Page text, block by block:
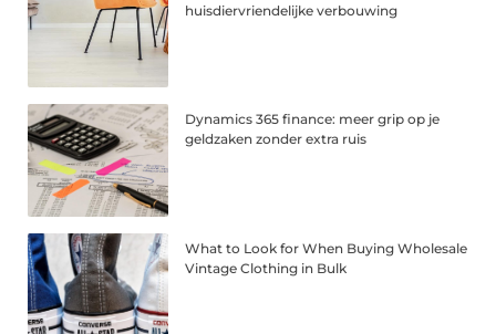
huisdiervriendelijke verbouwing
Dynamics 365 finance: meer grip op je
geldzaken zonder extra ruis
What to Look for When Buying Wholesale
Vintage Clothing in Bulk